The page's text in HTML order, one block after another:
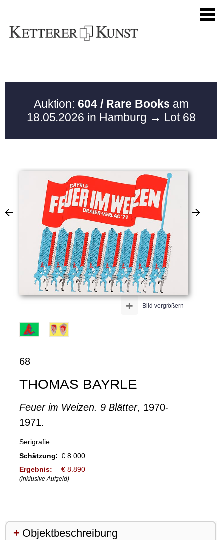
Auktion: 604 / Rare Books am
18.05.2026 in Hamburg → Lot 68
Bild vergrößern
+
68
THOMAS BAYRLE
Feuer im Weizen. 9 Blätter, 1970-
1971.
Serigrafie
Schätzung: € 8.000
Ergebnis:
€ 8.890
(inklusive Aufgeld)
Objektbeschreibung